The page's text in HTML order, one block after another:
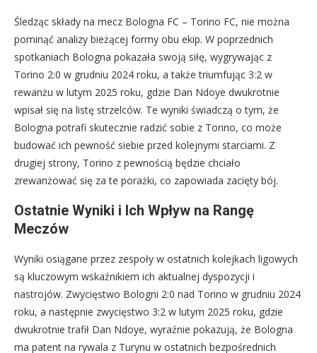
Śledząc składy na mecz Bologna FC – Torino FC, nie można
pominąć analizy bieżącej formy obu ekip. W poprzednich
spotkaniach Bologna pokazała swoją siłę, wygrywając z
Torino 2:0 w grudniu 2024 roku, a także triumfując 3:2 w
rewanżu w lutym 2025 roku, gdzie Dan Ndoye dwukrotnie
wpisał się na listę strzelców. Te wyniki świadczą o tym, że
Bologna potrafi skutecznie radzić sobie z Torino, co może
budować ich pewność siebie przed kolejnymi starciami. Z
drugiej strony, Torino z pewnością będzie chciało
zrewanżować się za te porażki, co zapowiada zacięty bój.
Ostatnie Wyniki i Ich Wpływ na Rangę
Meczów
Wyniki osiągane przez zespoły w ostatnich kolejkach ligowych
są kluczowym wskaźnikiem ich aktualnej dyspozycji i
nastrojów. Zwycięstwo Bologni 2:0 nad Torino w grudniu 2024
roku, a następnie zwycięstwo 3:2 w lutym 2025 roku, gdzie
dwukrotnie trafił Dan Ndoye, wyraźnie pokazują, że Bologna
ma patent na rywala z Turynu w ostatnich bezpośrednich